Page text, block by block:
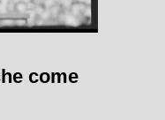
come